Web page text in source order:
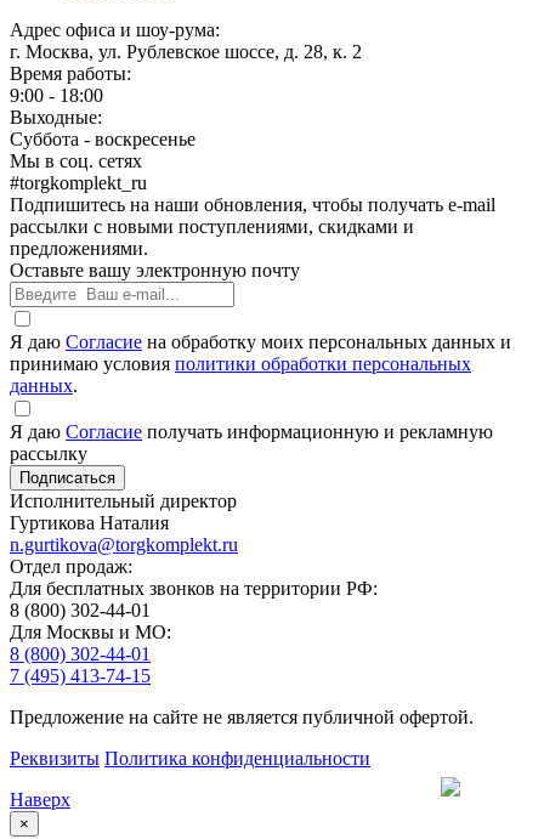
Адрес офиса и шоу-рума:
г. Москва, ул. Рублевское шоссе, д. 28, к. 2
Время работы:
9:00 - 18:00
Выходные:
Суббота - воскресенье
Мы в соц. сетях
#torgkomplekt_ru
Подпишитесь на наши обновления, чтобы получать e-mail
рассылки с новыми поступлениями, скидками и
предложениями.
Оставьте вашу электронную почту
Я даю Согласие на обработку моих персональных данных и
принимаю условия политики обработки персональных
данных.
Я даю Согласие получать информационную и рекламную
рассылку
Исполнительный директор
Гуртикова Наталия
n.gurtikova@torgkomplekt.ru
Отдел продаж:
Для бесплатных звонков на территории РФ:
8 (800) 302-44-01
Для Москвы и МО:
8 (800) 302-44-01
7 (495) 413-74-15
Предложение на сайте не является публичной офертой.
Реквизиты Политика конфиденциальности
Наверх
×